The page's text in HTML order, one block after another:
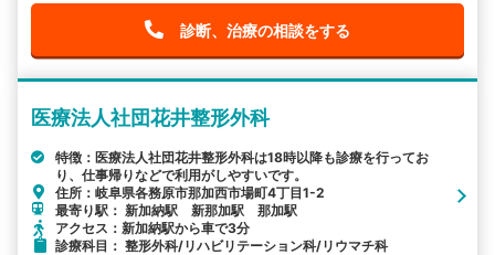
診断、治療の相談をする
医療法人社団花井整形外科
特徴：医療法人社団花井整形外科は18時以降も診療を行ってお
り、仕事帰りなどで利用がしやすいです。
住所：岐阜県各務原市那加西市場町4丁目1-2
最寄り駅： 新加納駅 新那加駅 那加駅
アクセス：新加納駅から車で3分
診療科目： 整形外科/リハビリテーション科/リウマチ科